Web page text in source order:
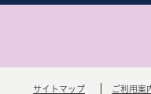
サイトマップ ご利用案